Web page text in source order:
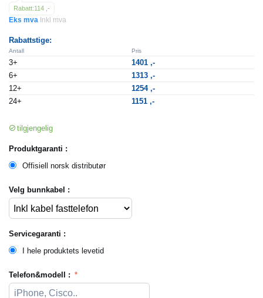
Rabatt:114 ,-
Eks mva Inkl mva
Rabattstige:
Antall
3+
6+
12+
24+
Pris
1401 ,-
1313 ,-
1254,-
1151 ,-
tilgjengelig
Produktgaranti :
Offisiell norsk distributør
Velg bunnkabel :
Servicegaranti :
I hele produktets levetid
Telefon&modell :